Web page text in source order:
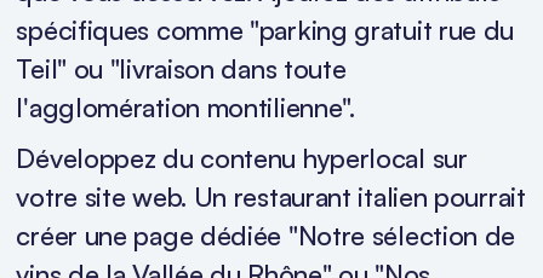
spécifiques comme "parking gratuit rue du
Teil" ou "livraison dans toute
l'agglomération montilienne".
Développez du contenu hyperlocal sur
votre site web. Un restaurant italien pourrait
créer une page dédiée "Notre sélection de